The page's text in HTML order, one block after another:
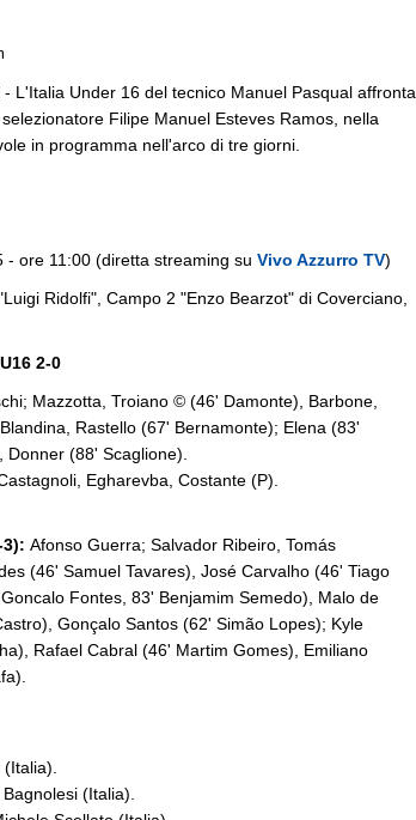
- L'Italia Under 16 del tecnico Manuel Pasqual affronta
Filipe Manuel Esteves Ramos, nella
in programma nell'arco di tre giorni.
ore 11:00 (diretta streaming su Vivo Azzurro TV)
Ridolfi", Campo 2 "Enzo Bearzot" di Coverciano,
2-0
Mazzotta, Troiano © (46' Damonte), Barbone,
Rastello (67' Bernamonte); Elena (83'
(88' Scaglione).
Egharevba, Costante (P).
3): Afonso Guerra; Salvador Ribeiro, Tomás
(46' Samuel Tavares), José Carvalho (46' Tiago
Fontes, 83' Benjamim Semedo), Malo de
Gonçalo Santos (62' Simão Lopes); Kyle
Rafael Cabral (46' Martim Gomes), Emiliano
(Italia).